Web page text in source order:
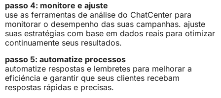
passo 4: monitore e ajuste
use as ferramentas de análise do ChatCenter para
monitorar o desempenho das suas campanhas. ajuste
suas estratégias com base em dados reais para otimizar
continuamente seus resultados.
passo 5: automatize processos
automatize respostas e lembretes para melhorar a
eficiéncia e garantir que seus clientes recebam
respostas rápidas e precisas.